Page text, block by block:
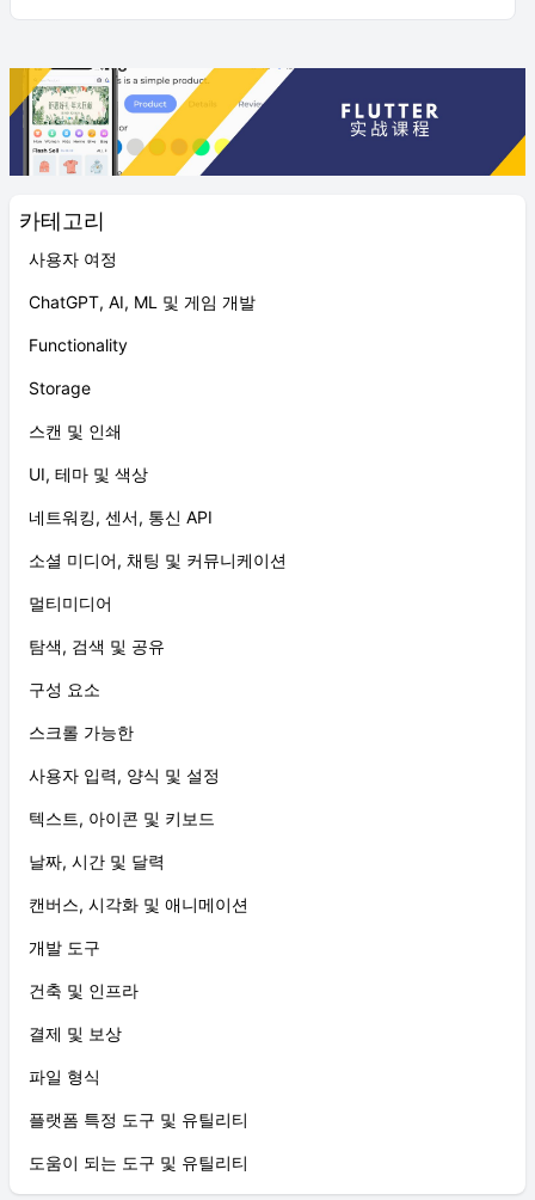
카테고리
사용자 여정
ChatGPT, AI, ML 및 게임 개발
Functionality
Storage
스캔 및 인쇄
UI, 테마 및 색상
네트워킹, 센서, 통신 API
소셜 미디어, 채팅 및 커뮤니케이션
멀티미디어
탐색, 검색 및 공유
구성 요소
스크롤 가능한
사용자 입력, 양식 및 설정
텍스트, 아이콘 및 키보드
날짜, 시간 및 달력
캔버스, 시각화 및 애니메이션
개발 도구
건축 및 인프라
결제 및 보상
파일 형식
플랫폼 특정 도구 및 유틸리티
도움이 되는 도구 및 유틸리티